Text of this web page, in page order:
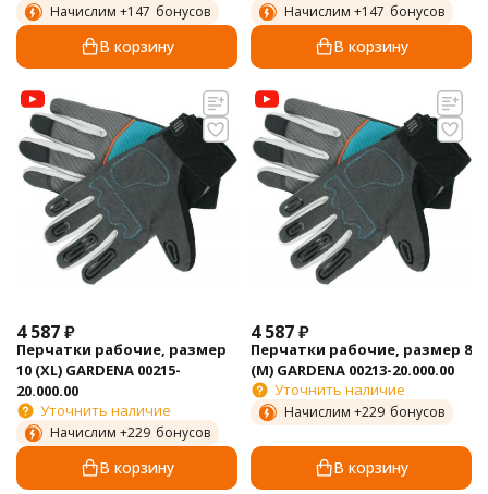
Начислим +147 бонусов
В корзину
Начислим +147 бонусов
В корзину
4 587₽
Перчатки рабочие, размер
10 (XL) GARDENA 00215-
20.000.00
Уточнить наличие
Начислим +229 бонусов
В корзину
4 587₽
Перчатки рабочие, размер 8
(M) GARDENA 00213-20.000.00
Уточнить наличие
Начислим +229 бонусов
В корзину